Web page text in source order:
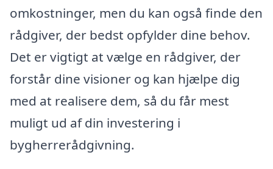
omkostninger, men du kan også finde den
rådgiver, der bedst opfylder dine behov.
Det er vigtigt at vælge en rådgiver, der
forstår dine visioner og kan hjælpe dig
med at realisere dem, så du får mest
muligt ud af din investering i
bygherrerådgivning.